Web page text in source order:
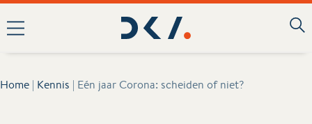
Home | Kennis | Eén jaar Corona: scheiden of niet?